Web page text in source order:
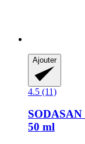
Ajouter
4.5 (11)
SODASAN
50 ml